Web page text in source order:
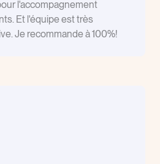
l'accompagnement
Et l'équipe est très
Je recommande à 100%!